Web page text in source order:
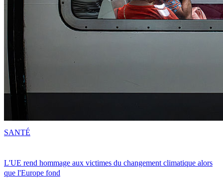
L'UE rend hommage aux victimes du changement climatique alors
que l'Europe fond
SANTÉ